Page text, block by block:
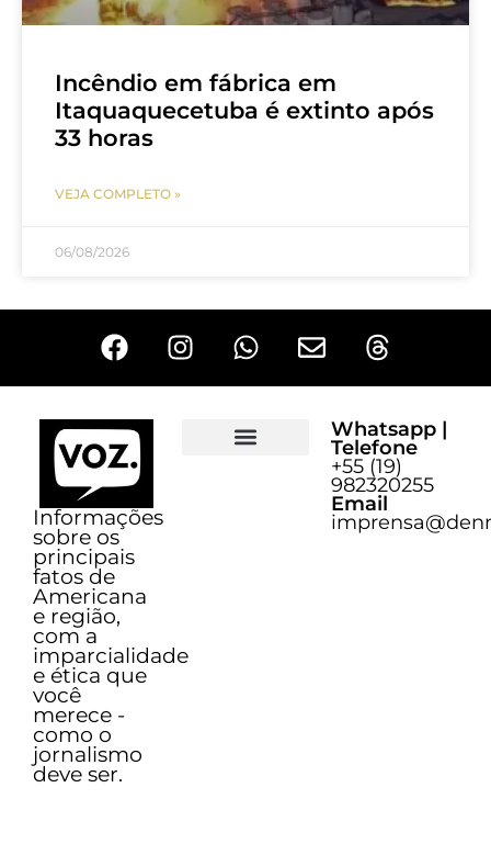
Incêndio em fábrica em
Itaquaquecetuba é extinto após
33 horas
VEJA COMPLETO »
06/08/2026
Informações
sobre os
principais
fatos de
Americana
e região,
com a
imparcialidade
e ética que
você
merece -
como o
jornalismo
deve ser.
Whatsapp |
Telefone
+55 (19)
982320255
Email